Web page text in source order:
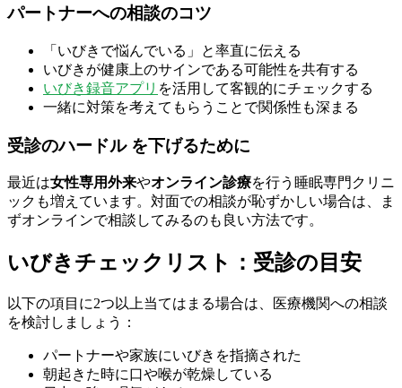
パートナーへの相談のコツ
「いびきで悩んでいる」と率直に伝える
いびきが健康上のサインである可能性を共有する
いびき録音アプリ を活用して客観的にチェックする
一緒に対策を考えてもらうことで関係性も深まる
受診のハードル を下げるために
最近は女性専用外来やオンライン診療を行う睡眠専門クリニ
ックも増えています。対面での相談が恥ずかしい場合は、ま
ずオンラインで相談してみるのも良い方法です。
いびきチェックリスト：受診の目安
以下の項目に2つ以上当てはまる場合は、医療機関への相談
を検討しましょう：
パートナーや家族にいびきを指摘された
朝起きた時に口や喉が乾燥している